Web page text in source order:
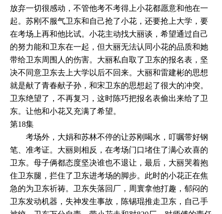
放弃一切很感动，不管他考不考得上小花都愿意和他在一
起。苏刚不服气卫东和自己抢了小花，还要抢上大学，要
在考场上再和他比试。小花主动找大丽谈，希望通过自己
的努力能和卫东在一起，但大丽无法认同小花的品质和她
带给卫东周围人的伤害。大丽私自取了卫东的报名表，坚
决不同意卫东去上大学以后不回来。大丽和雷建彬的思想
就是献了青春献子孙，和宋卫东的思想起了很大的冲突。
卫东绝望了，不再复习，这时陈巧把报名表偷出来给了卫
东。让他和小花又充满了希望。
第18集
考场外，大娟和苏林不停的让苏刚喝水，叮嘱带好钢
笔、准考证。大丽则相反，在考场门口堵住了满心欢喜的
卫东。母子俩都态度坚决谁也不退让，最后，大丽哭着抱
住卫东腿，拦住了卫东进考场的脚步。此时的小花正在焦
急的为卫东祈祷。卫东失落回厂，周寰拿他打趣，郁闷的
卫东发动机器，失神发生事故，陈锡琨推走卫东，自己手